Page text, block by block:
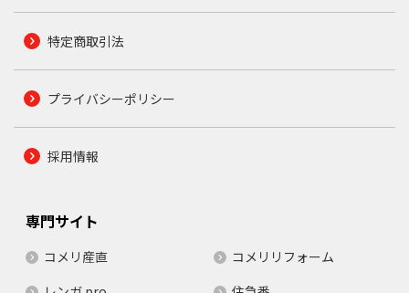
特定商取引法
プライバシーポリシー
採用情報
専門サイト
コメリ産直
コメリリフォーム